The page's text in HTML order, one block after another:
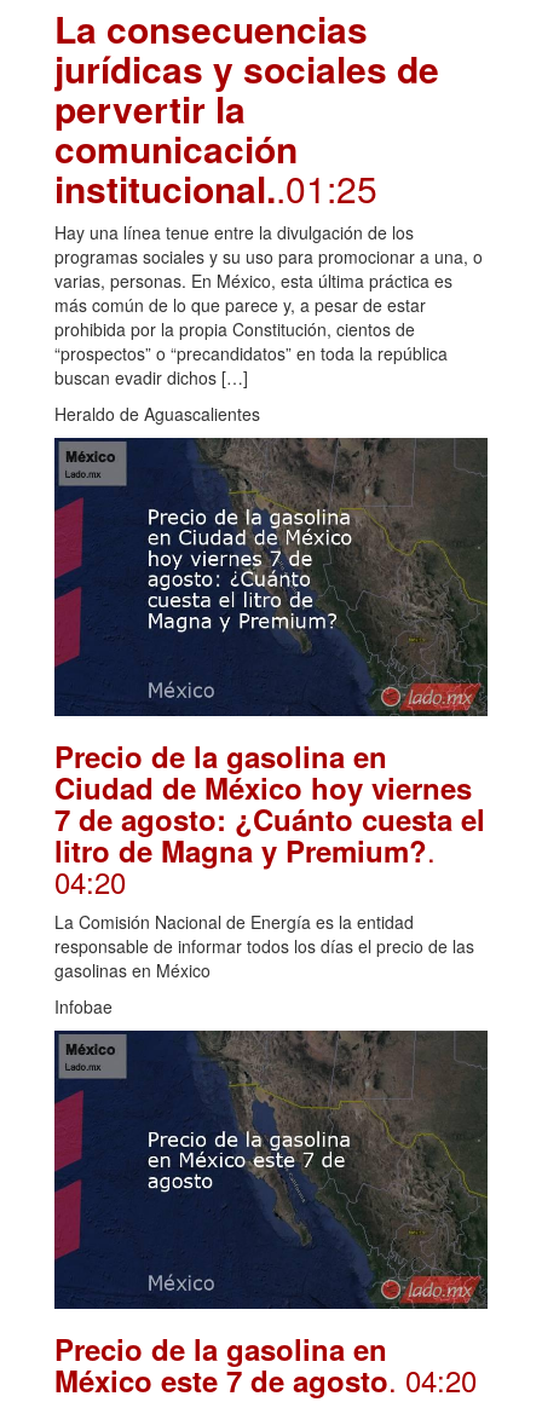
La consecuencias
jurídicas y sociales de
pervertir la
comunicación
institucional..01:25
Hay una línea tenue entre la divulgación de los
programas sociales y su uso para promocionar a una, o
varias, personas. En México, esta última práctica es
más común de lo que parece y, a pesar de estar
prohibida por la propia Constitución, cientos de
“prospectos” o “precandidatos” en toda la república
buscan evadir dichos […]
Heraldo de Aguascalientes
Precio de la gasolina en
Ciudad de México hoy viernes
7 de agosto: ¿Cuánto cuesta el
litro de Magna y Premium?.
04:20
La Comisión Nacional de Energía es la entidad
responsable de informar todos los días el precio de las
gasolinas en México
Infobae
Precio de la gasolina en
México este 7 de agosto. 04:20